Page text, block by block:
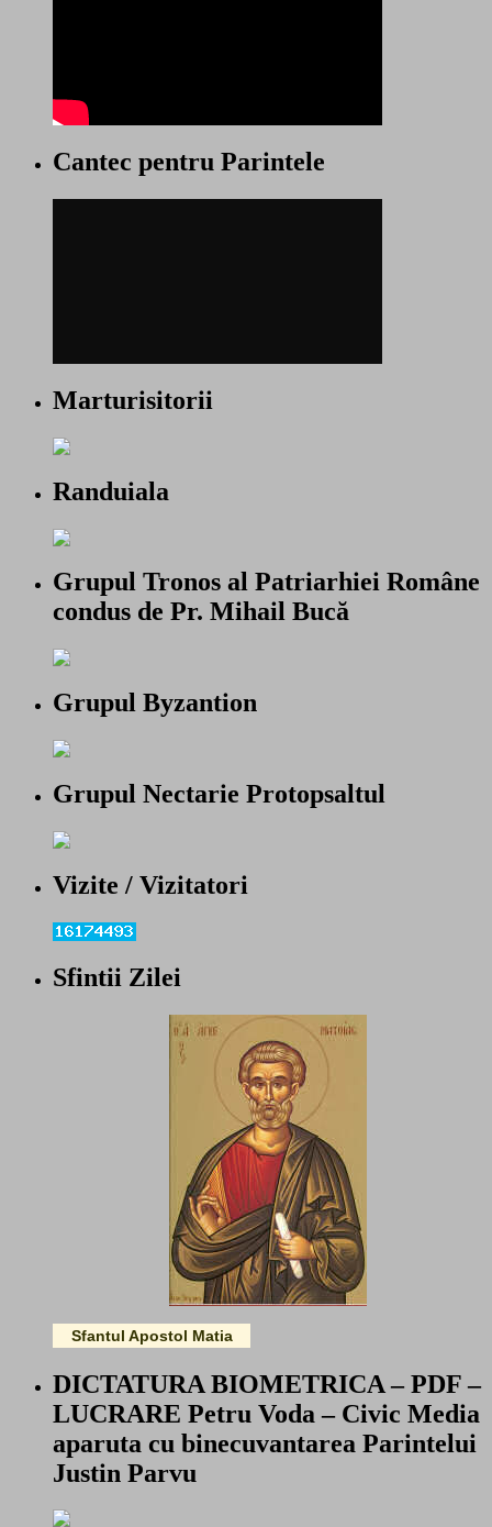
Cantec pentru Parintele
Marturisitorii
Randuiala
Grupul Tronos al Patriarhiei Române
condus de Pr. Mihail Bucă
Grupul Byzantion
Grupul Nectarie Protopsaltul
Vizite / Vizitatori
Sfintii Zilei
Sfantul Apostol Matia
DICTATURA BIOMETRICA – PDF –
LUCRARE Petru Voda – Civic Media
aparuta cu binecuvantarea Parintelui
Justin Parvu